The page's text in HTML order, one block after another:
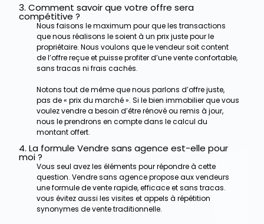
3. Comment savoir que votre offre sera
compétitive ?
Nous faisons le maximum pour que les transactions
que nous réalisons le soient à un prix juste pour le
propriétaire. Nous voulons que le vendeur soit content
de l’offre reçue et puisse profiter d’une vente confortable,
sans tracas ni frais cachés.
Notons tout de même que nous parlons d’offre juste,
pas de « prix du marché ». Si le bien immobilier que vous
voulez vendre a besoin d’être rénové ou remis à jour,
nous le prendrons en compte dans le calcul du
montant offert.
4. La formule Vendre sans agence est-elle pour
moi ?
Vous seul avez les éléments pour répondre à cette
question. Vendre sans agence propose aux vendeurs
une formule de vente rapide, efficace et sans tracas.
vous évitez aussi les visites et appels à répétition
synonymes de vente traditionnelle.